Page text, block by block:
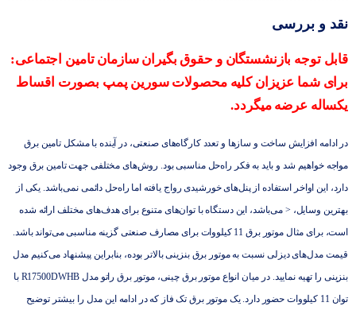
نقد و بررسی
قابل توجه بازنشستگان و حقوق بگیران سازمان تامین اجتماعی:
برای شما عزیزان کلیه محصولات سورین پمپ بصورت اقساط
یکساله عرضه میگردد.
در ادامه افزایش ساخت و سازها و تعدد کارگاه‌های صنعتی، در آینده با مشکل تامین برق
مواجه خواهیم شد و باید به فکر راه‌حل مناسبی بود. روش‌های مختلفی جهت تامین برق وجود
دارد، این اواخر استفاده از پنل‌های خورشیدی رواج یافته اما راه‌حل دائمی نمی‌باشد. یکی از
بهترین وسایل، < می‌باشد، این دستگاه با توان‌های متنوع برای هدف‌های مختلف ارائه شده
است، برای مثالموتور برق 11 کیلووات
برای مصارف صنعتی گزینه مناسبی می‌تواند باشد.
قیمت مدل‌های دیزلی نسبت بهموتور برق بنزینیبالاتر بوده، بنابراین پیشنهاد می‌کنیم مدل
بنزینی را تهیه نمایید. در میان انواعموتور برق چینی
، موتور برق راتو مدل R17500DWHB با
توان 11 کیلووات حضور دارد. یک موتور برق تک فاز که در ادامه این مدل را بیشتر توضیح